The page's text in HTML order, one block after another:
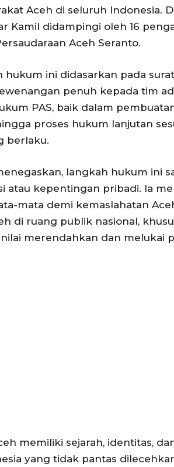
Aceh di seluruh Indonesia.
Kamil didampingi oleh 16
Aceh Seranto.
hukum ini didasarkan pada
penuh kepada tim
PAS, baik dalam
proses hukum lanjutan
berlaku.
langkah hukum ini
atau kepentingan pribadi. Ia
mata demi kemaslahatan
di ruang publik nasional,
merendahkan dan melukai
memiliki sejarah, identitas,
yang tidak pantas